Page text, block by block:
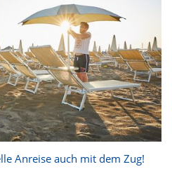
Anreise auch mit dem Zug!